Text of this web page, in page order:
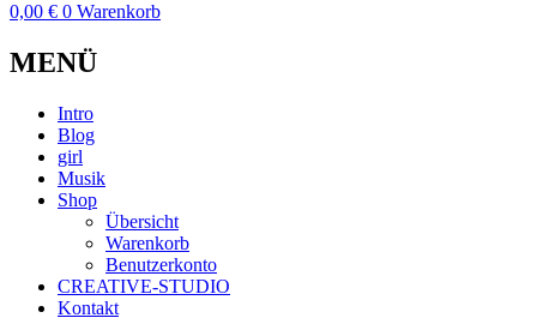
0,00 € 0 Warenkorb
MENÜ
Intro
Blog
girl
Musik
Shop
Übersicht
Warenkorb
Benutzerkonto
CREATIVE-STUDIO
Kontakt